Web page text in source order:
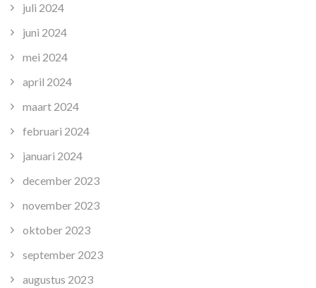
juli 2024
juni 2024
mei 2024
april 2024
maart 2024
februari 2024
januari 2024
december 2023
november 2023
oktober 2023
september 2023
augustus 2023